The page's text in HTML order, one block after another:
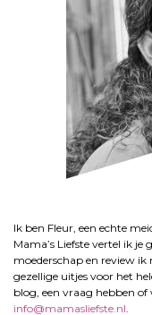
Ik ben Fleur, een echte
Mama’s Liefste vertel ik
moederschap en review
gezellige uitjes voor het
blog, een vraag hebben
info@mamasliefste.nl